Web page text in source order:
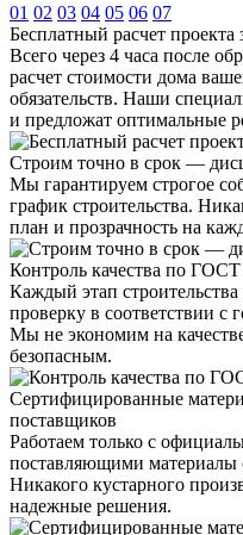
01 02 03 04 05 06 07
Бесплатный расчет проекта
Всего через 4 часа после
расчет стоимости дома
обязательств. Наши
и предложат оптимальные
Строим точно в срок —
Мы гарантируем строгое
график строительства.
план и прозрачность на
Контроль качества по
Каждый этап
проверку в соответствии с
Мы не экономим на
безопасным.
Сертифицированные
поставщиков
Работаем только с
поставляющими материалы
Никакого кустарного
надежные решения.